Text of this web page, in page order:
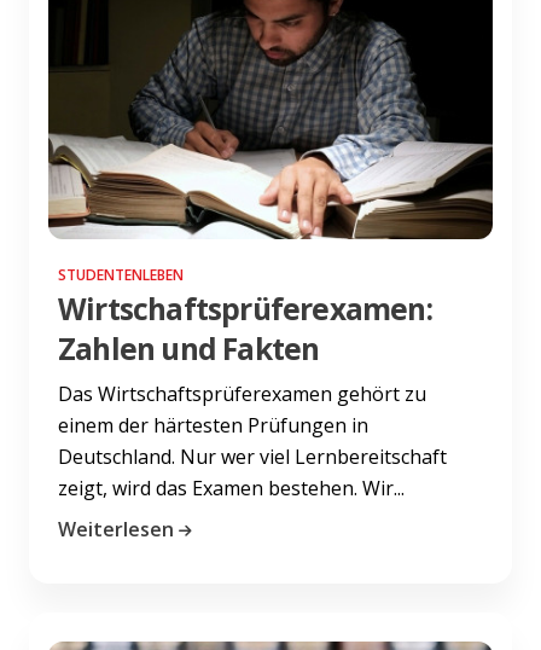
STUDENTENLEBEN
Wirtschaftsprüferexamen:
Zahlen und Fakten
Das Wirtschaftsprüferexamen gehört zu
einem der härtesten Prüfungen in
Deutschland. Nur wer viel Lernbereitschaft
zeigt, wird das Examen bestehen. Wir...
Weiterlesen